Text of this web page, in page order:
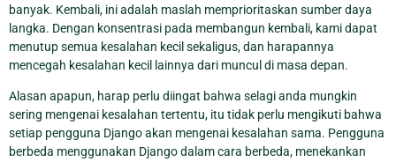
banyak. Kembali, ini adalah maslah memprioritaskan sumber daya
langka. Dengan konsentrasi pada membangun kembali, kami dapat
menutup semua kesalahan kecil sekaligus, dan harapannya
mencegah kesalahan kecil lainnya dari muncul di masa depan.
Alasan apapun, harap perlu diingat bahwa selagi anda mungkin
sering mengenai kesalahan tertentu, itu tidak perlu mengikuti bahwa
setiap pengguna Django akan mengenai kesalahan sama. Pengguna
berbeda menggunakan Django dalam cara berbeda, menekankan